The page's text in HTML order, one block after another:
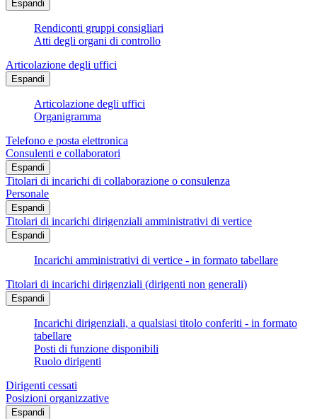
Espandi
Rendiconti gruppi consigliari
Atti degli organi di controllo
Articolazione degli uffici
Espandi
Articolazione degli uffici
Organigramma
Telefono e posta elettronica
Consulenti e collaboratori
Espandi
Titolari di incarichi di collaborazione o consulenza
Personale
Espandi
Titolari di incarichi dirigenziali amministrativi di vertice
Espandi
Incarichi amministrativi di vertice - in formato tabellare
Titolari di incarichi dirigenziali (dirigenti non generali)
Espandi
Incarichi dirigenziali, a qualsiasi titolo conferiti - in formato
tabellare
Posti di funzione disponibili
Ruolo dirigenti
Dirigenti cessati
Posizioni organizzative
Espandi